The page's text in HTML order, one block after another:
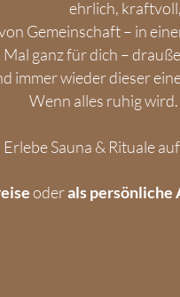
ehrlich,
Gemeinschaft – in
Mal ganz für dich –
immer wieder dieser
Wenn alles ruhig
Erlebe Sauna & Rituale
oderals persönliche